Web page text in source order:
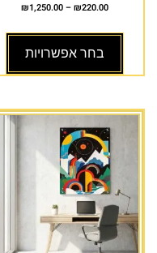
₪220.00
–
₪1,250.00
בחר אפשרויות